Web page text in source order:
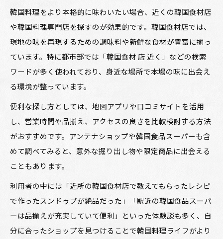
韓国料理をより本格的に味わいたい場合、近くの韓国食材店
や韓国料理専門店を探すのが効果的です。韓国食材店では、
現地の味を再現するための調味料や新鮮な食材が豊富に揃っ
ています。特に都市部では「韓国食材 店 近く」などの検索
ワードが多く使われており、身近な場所で本場の味に出会え
る環境が整っています。
便利な探し方としては、地図アプリや口コミサイトを活用
し、営業時間や品揃え、アクセスの良さを比較検討する方法
がおすすめです。アンテナショップや韓国食品スーパーも含
めて調べてみると、意外な掘り出し物や限定商品に出会える
こともあります。
利用者の中には「近所の韓国食材店で教えてもらったレシピ
で作ったスンドゥブが絶品だった」「駅近の韓国食品スーパ
ーは品揃えが充実していて便利」といった体験談も多く、自
分に合ったショップを見つけることで韓国料理ライフがより